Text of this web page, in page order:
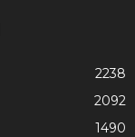
2238
2092
1490